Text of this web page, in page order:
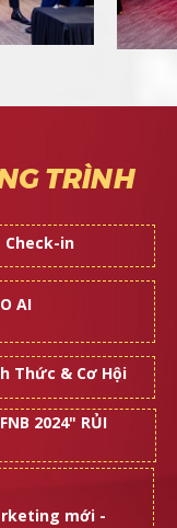
TRÌNH
AI
2024" RỦI
Thức & Cơ Hội
in
mới -